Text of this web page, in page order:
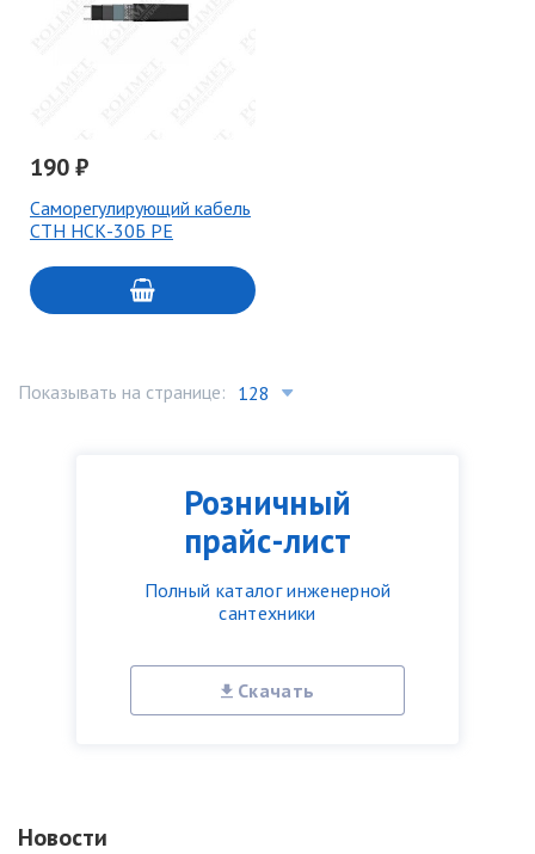
Розничный
прайс-лист
Полный каталог инженерной
сантехники
Скачать
Новости
190 ₽
Саморегулирующий кабель
СТН НСК-30Б PE
Показывать на странице: